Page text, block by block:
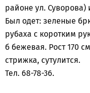
районе ул. Суворова)
Был одет: зеленые
рубаха с коротким
б бежевая. Рост 170
стрижка, сутулится.
Тел. 68-78-36.